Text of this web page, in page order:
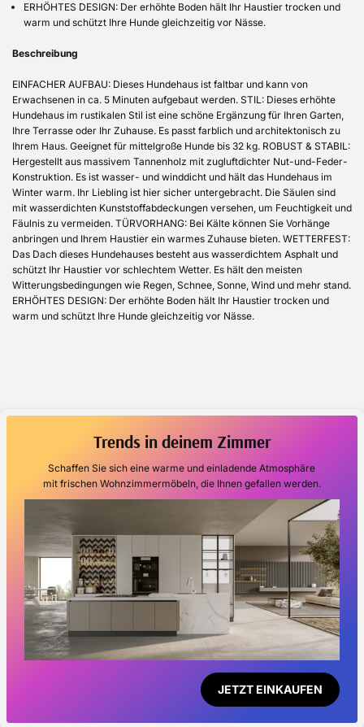
ERHÖHTES DESIGN: Der erhöhte Boden hält Ihr Haustier trocken und
warm und schützt Ihre Hunde gleichzeitig vor Nässe.
Beschreibung
EINFACHER AUFBAU: Dieses Hundehaus ist faltbar und kann von
Erwachsenen in ca. 5 Minuten aufgebaut werden. STIL: Dieses erhöhte
Hundehaus im rustikalen Stil ist eine schöne Ergänzung für Ihren Garten,
Ihre Terrasse oder Ihr Zuhause. Es passt farblich und architektonisch zu
Ihrem Haus. Geeignet für mittelgroße Hunde bis 32 kg. ROBUST & STABIL:
Hergestellt aus massivem Tannenholz mit zugluftdichter Nut-und-Feder-
Konstruktion. Es ist wasser- und winddicht und hält das Hundehaus im
Winter warm. Ihr Liebling ist hier sicher untergebracht. Die Säulen sind
mit wasserdichten Kunststoffabdeckungen versehen, um Feuchtigkeit und
Fäulnis zu vermeiden. TÜRVORHANG: Bei Kälte können Sie Vorhänge
anbringen und Ihrem Haustier ein warmes Zuhause bieten. WETTERFEST:
Das Dach dieses Hundehauses besteht aus wasserdichtem Asphalt und
schützt Ihr Haustier vor schlechtem Wetter. Es hält den meisten
Witterungsbedingungen wie Regen, Schnee, Sonne, Wind und mehr stand.
ERHÖHTES DESIGN: Der erhöhte Boden hält Ihr Haustier trocken und
warm und schützt Ihre Hunde gleichzeitig vor Nässe.
Trends in deinem Zimmer
Schaffen Sie sich eine warme und einladende Atmosphäre
mit frischen Wohnzimmermöbeln, die Ihnen gefallen werden.
JETZT EINKAUFEN